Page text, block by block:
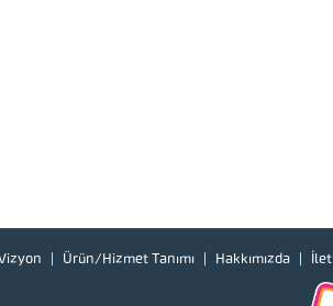
Ürün/Hizmet Tanımı Hakkımızda